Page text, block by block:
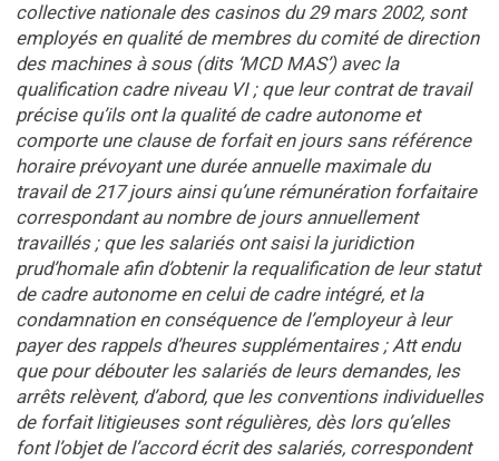
collective nationale des casinos du 29 mars 2002, sont
employés en qualité de membres du comité de direction
des machines à sous (dits ‘MCD MAS’) avec la
qualification cadre niveau VI ; que leur contrat de travail
précise qu’ils ont la qualité de cadre autonome et
comporte une clause de forfait en jours sans référence
horaire prévoyant une durée annuelle maximale du
travail de 217 jours ainsi qu’une rémunération forfaitaire
correspondant au nombre de jours annuellement
travaillés ; que les salariés ont saisi la juridiction
prud’homale afin d’obtenir la requalification de leur statut
de cadre autonome en celui de cadre intégré, et la
condamnation en conséquence de l’employeur à leur
payer des rappels d’heures supplémentaires ; Att endu
que pour débouter les salariés de leurs demandes, les
arrêts relèvent, d’abord, que les conventions individuelles
de forfait litigieuses sont régulières, dès lors qu’elles
font l’objet de l’accord écrit des salariés, correspondent